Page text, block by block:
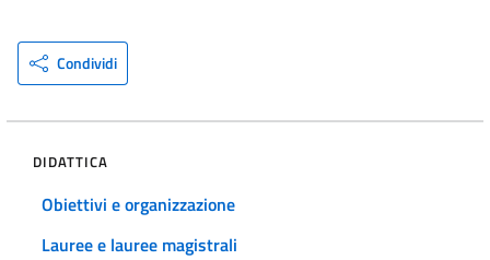
Condividi
DIDATTICA
Obiettivi e organizzazione
Lauree e lauree magistrali